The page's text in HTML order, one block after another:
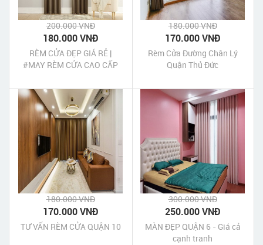
200.000 VNĐ
180.000 VNĐ
RÈM CỬA ĐẸP GIÁ RẺ |
#MAY RÈM CỬA CAO CẤP
180.000 VNĐ
170.000 VNĐ
Rèm Cửa Đường Chân Lý
Quận Thủ Đức
180.000 VNĐ
170.000 VNĐ
TƯ VẤN RÈM CỬA QUẬN 10
300.000 VNĐ
250.000 VNĐ
MÀN ĐẸP QUẬN 6 - Giá cả
cạnh tranh